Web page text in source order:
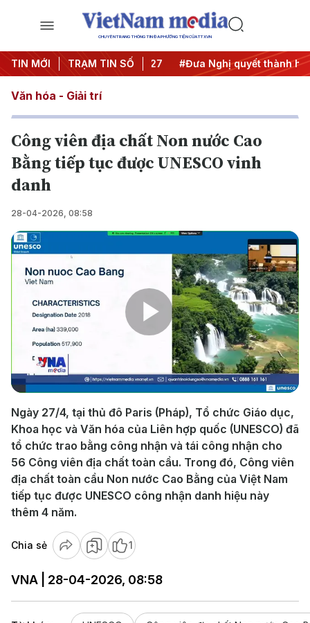
CHUYÊN TRANG THÔNG TIN ĐA PHƯƠNG TIỆN CỦA TTXVN
TIN MỚI TRẠM TIN SỐ
Trung ương 3 #APEC 2027 #Đưa Nghị quyết thành
Văn hóa - Giải trí
Công viên địa chất Non nước Cao
Bằng tiếp tục được UNESCO vinh
danh
28-04-2026, 08:58
Play
Video
Ngày 27/4, tại thủ đô Paris (Pháp), Tổ chức Giáo dục,
Khoa học và Văn hóa của Liên hợp quốc (UNESCO) đã
tổ chức trao bằng công nhận và tái công nhận cho
56 Công viên địa chất toàn cầu. Trong đó, Công viên
địa chất toàn cầu Non nước Cao Bằng của Việt Nam
tiếp tục được UNESCO công nhận danh hiệu này
thêm 4 năm.
Chia sẻ 1
VNA | 28-04-2026, 08:58